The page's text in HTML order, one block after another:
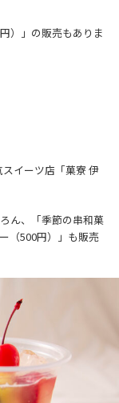
）」の販売もありま
イーツ店「菓寮 伊
ん、「季節の串和菓
（500円）」も販売